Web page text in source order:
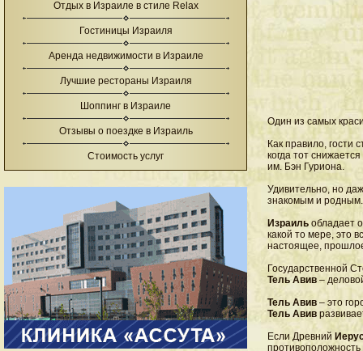
Отдых в Израиле в стиле Relax
Гостиницы Израиля
Аренда недвижимости в Израиле
Лучшие рестораны Израиля
Шоппинг в Израиле
Отзывы о поездке в Израиль
Стоимость услуг
Один из самых
Как правило, гости
когда тот
им. Бэн Гуриона.
Удивительно, но
знакомым и родным.
Израиль обладает
какой то мере, это
настоящее,
Государственной
Тель Авив –
Тель Авив – это
Тель Авив
Если Древний